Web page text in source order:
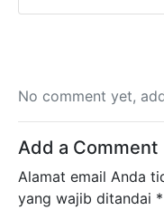
No comment yet,
Add a Comment
Alamat email Anda
yang wajib ditandai *